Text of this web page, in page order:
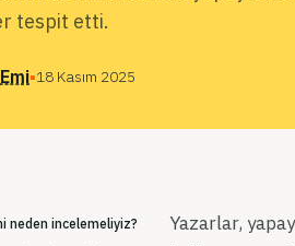
tespit etti.
▪18 Kasım 2025
neden incelemeliyiz?
Yazarlar,